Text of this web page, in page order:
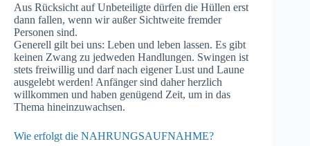
Aus Rücksicht auf Unbeteiligte dürfen die Hüllen erst
dann fallen, wenn wir außer Sichtweite fremder
Personen sind.
Generell gilt bei uns: Leben und leben lassen. Es gibt
keinen Zwang zu jedweden Handlungen. Swingen ist
stets freiwillig und darf nach eigener Lust und Laune
ausgelebt werden! Anfänger sind daher herzlich
willkommen und haben genügend Zeit, um in das
Thema hineinzuwachsen.
Wie erfolgt die NAHRUNGSAUFNAHME?